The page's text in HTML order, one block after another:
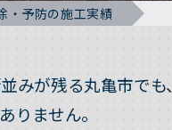
・予防の施工実績
が残る丸亀市でも、
りません。